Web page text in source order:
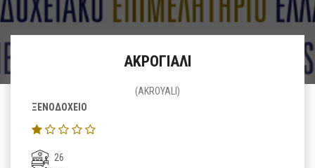
ΑΚΡΟΓΙΑΛΙ
(AKROYALI)
ΞΕΝΟΔΟΧΕΙΟ
26